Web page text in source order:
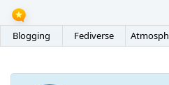
Blogging Fediverse